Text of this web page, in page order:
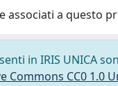
associati a questo
in IRIS UNICA
Commons CC0 1.0